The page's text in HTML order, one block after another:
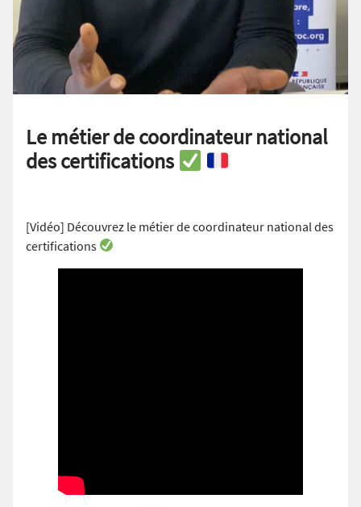
Le métier de coordinateur national
des certifications
[Vidéo] Découvrez le métier de coordinateur national des
certifications